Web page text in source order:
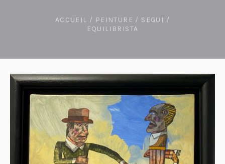
ACCUEIL / PEINTURE / SEGUI /
EQUILIBRISTA